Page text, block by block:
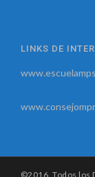
LINKS DE
©2016. Todos los